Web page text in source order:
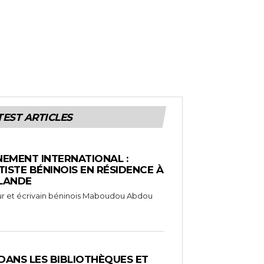
ARTICLES
INTERNATIONAL :
BÉNINOIS EN RÉSIDENCE À
et écrivain béninois Maboudou Abdou
LES BIBLIOTHÈQUES ET